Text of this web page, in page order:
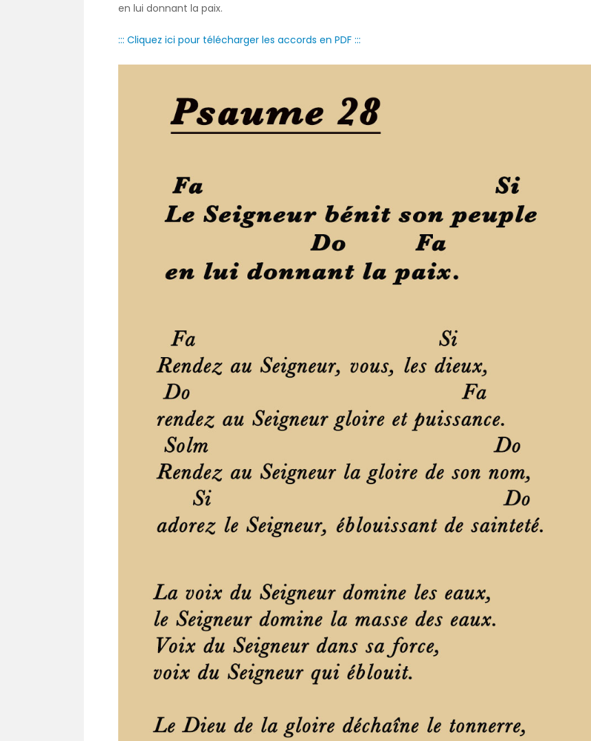
en lui donnant la paix.
::: Cliquez ici pour télécharger les accords en PDF :::